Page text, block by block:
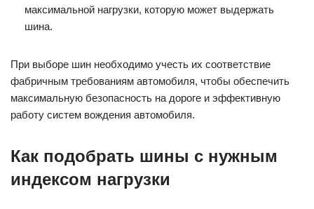
максимальной нагрузки, которую может выдержать
шина.
При выборе шин необходимо учесть их соответствие
фабричным требованиям автомобиля, чтобы обеспечить
максимальную безопасность на дороге и эффективную
работу систем вождения автомобиля.
Как подобрать шины с нужным
индексом нагрузки